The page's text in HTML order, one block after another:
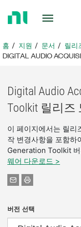
지
로
홈 지원 문서
릴리
DIGITAL AUDIO
Digital Audio
Toolkit 릴리즈
이 페이지에서는 릴리
작 변경사항을 포함
Generation Toolkit
웨어 다운로드 >
버전 선택